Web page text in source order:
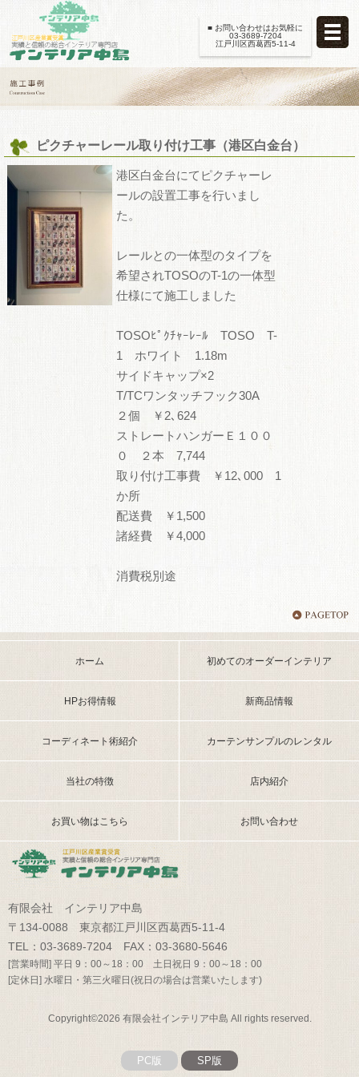
■ お問い合わせはお気軽に
03-3689-7204
江戸川区西葛西5-11-4
ピクチャーレール取り付け工事（港区白金台）
港区白金台にてピクチャーレ
ールの設置工事を行いまし
た。
レールとの一体型のタイプを
希望されTOSOのT-1の一体型
仕様にて施工しました
TOSOﾋﾟｸﾁｬｰﾚｰﾙ TOSO T-
1 ホワイト 1.18m
サイドキャップ×2
T/TCワンタッチフック30A
２個 ￥2､624
ストレートハンガーＥ１００
０ ２本 7,744
取り付け工事費 ￥12､000 1
か所
配送費 ￥1,500
諸経費 ￥4,000
消費税別途
ホーム 初めてのオーダーインテリア
HPお得情報 新商品情報
コーディネート術紹介 カーテンサンプルのレンタル
当社の特徴 店内紹介
お買い物はこちら お問い合わせ
有限会社 インテリア中島
〒134-0088 東京都江戸川区西葛西5-11-4
TEL：03-3689-7204 FAX：03-3680-5646
[営業時間] 平日 9：00～18：00 土日祝日 9：00～18：00
[定休日] 水曜日・第三火曜日(祝日の場合は営業いたします)
Copyright©2026 有限会社インテリア中島 All rights reserved.
PC版 SP版